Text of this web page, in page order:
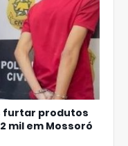
furtar produtos
mil em Mossoró